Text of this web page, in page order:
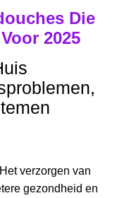
Die
2025
,
verzorgen van
gezondheid en